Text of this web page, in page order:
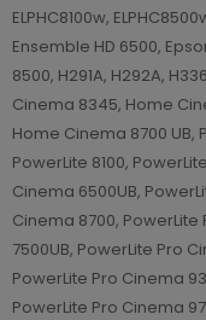
ELPHC8100w,
Ensemble HD 6500,
8500, H291A, H292A,
Cinema 8345, Home
Home Cinema 8700 UB,
PowerLite 8100,
Cinema 6500UB,
Cinema 8700, PowerLite
7500UB, PowerLite Pro
PowerLite Pro Cinema
PowerLite Pro Cinema